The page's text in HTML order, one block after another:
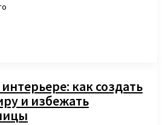
как создать
и избежать